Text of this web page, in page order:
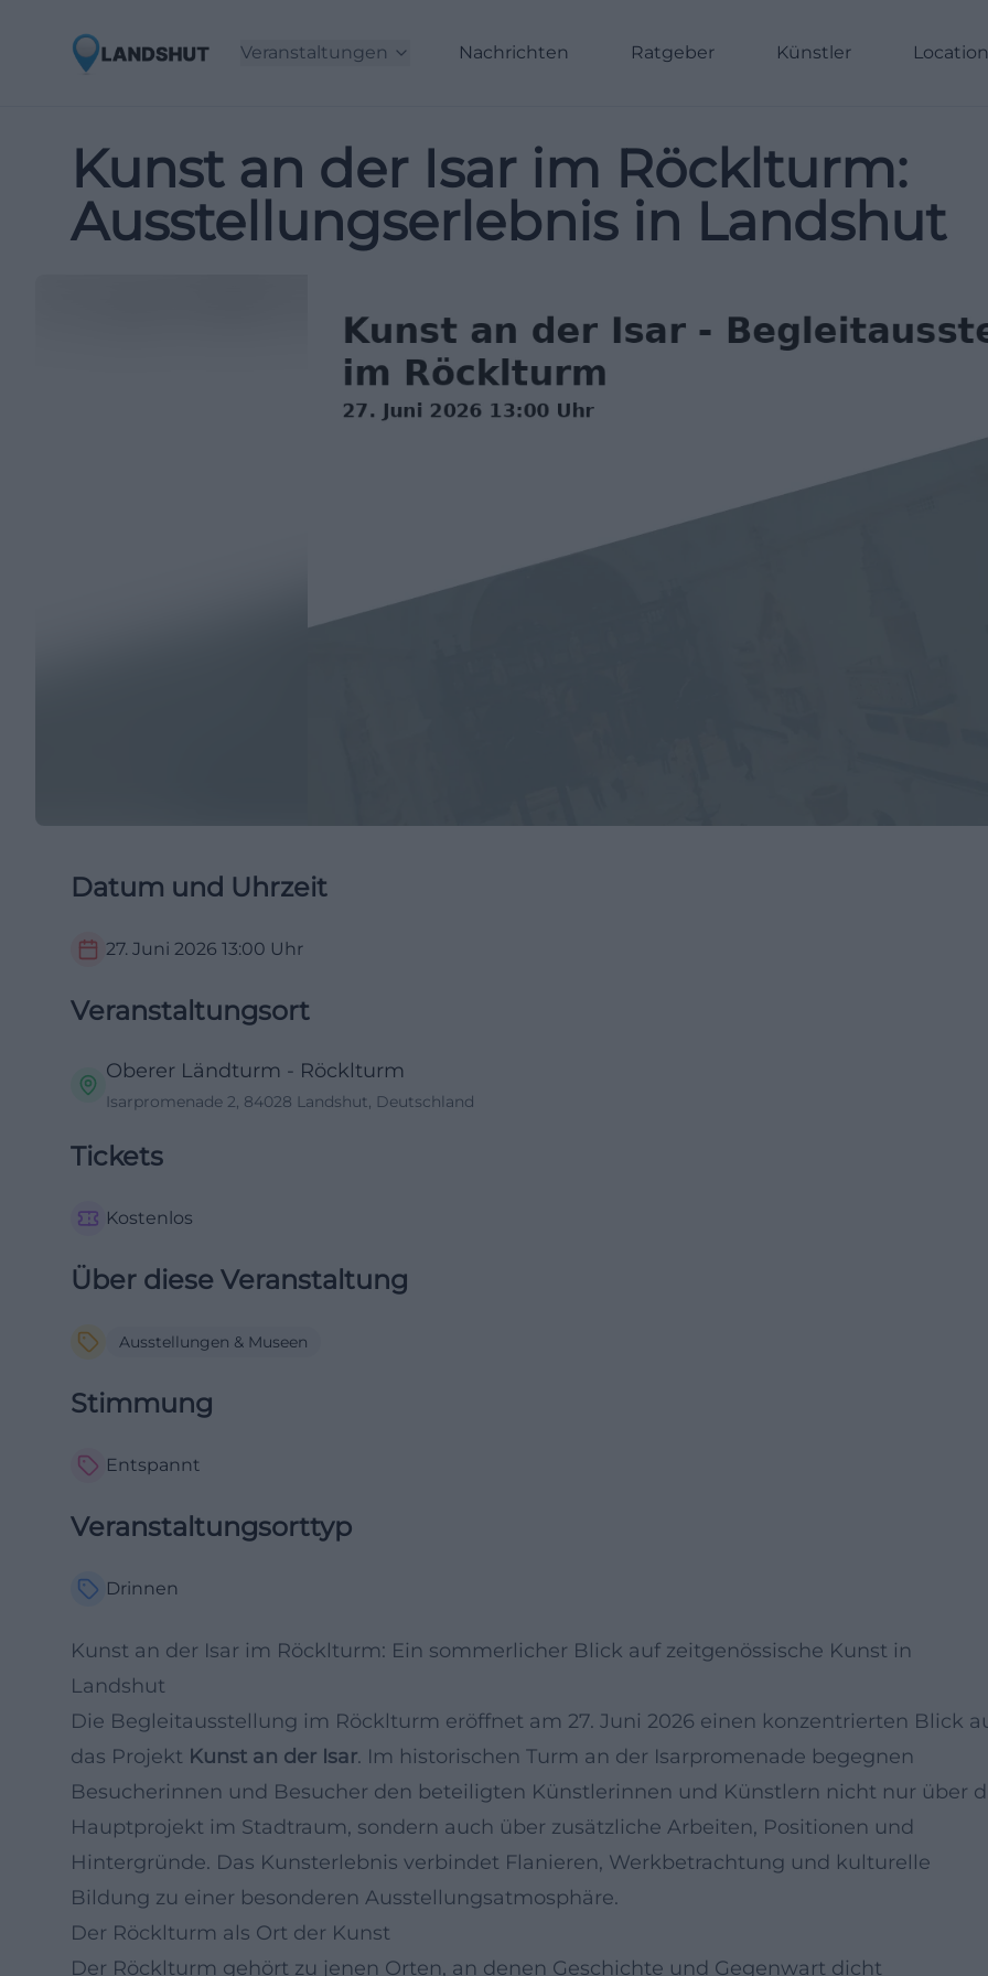
Veranstaltungen Nachrichten Ratgeber Künstler
Kunst an der Isar im Röcklturm:
Ausstellungserlebnis in Landshut
Datum und Uhrzeit
27. Juni 2026 13:00 Uhr
Veranstaltungsort
Oberer Ländturm - Röcklturm
Isarpromenade 2, 84028 Landshut, Deutschland
Tickets
Kostenlos
Über diese Veranstaltung
Ausstellungen & Museen
Stimmung
Entspannt
Veranstaltungsorttyp
Drinnen
Kunst an der Isar im Röcklturm: Ein sommerlicher Blick auf zeitgenössische Kunst in
Landshut
Die Begleitausstellung im Röcklturm eröffnet am 27. Juni 2026 einen konzentrierten Blick
das Projekt Kunst an der Isar. Im historischen Turm an der Isarpromenade begegnen
Besucherinnen und Besucher den beteiligten Künstlerinnen und Künstlern nicht nur über
Hauptprojekt im Stadtraum, sondern auch über zusätzliche Arbeiten, Positionen und
Hintergründe. Das Kunsterlebnis verbindet Flanieren, Werkbetrachtung und kulturelle
Bildung zu einer besonderen Ausstellungsatmosphäre.
Der Röcklturm als Ort der Kunst
Der Röcklturm gehört zu jenen Orten, an denen Geschichte und Gegenwart dicht